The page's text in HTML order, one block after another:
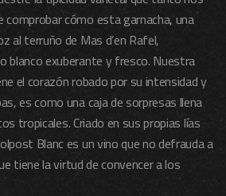
comprobar cómo esta garnacha, una
al terruño de Mas d’en Rafel,
blanco exuberante y fresco. Nuestra
el corazón robado por su intensidad y
es como una caja de sorpresas llena
tropicales. Criado en sus propias lías
Blanc es un vino que no defrauda a
tiene la virtud de convencer a los